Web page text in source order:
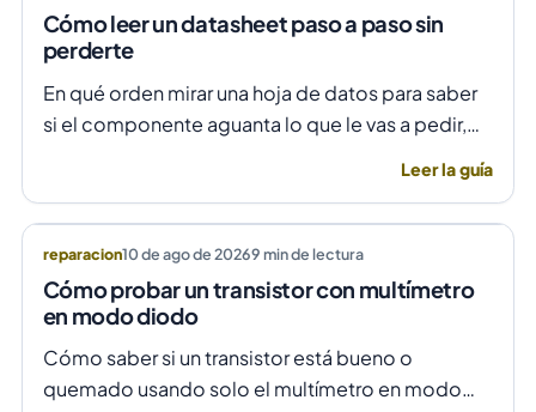
Cómo leer un datasheet paso a paso sin
perderte
En qué orden mirar una hoja de datos para saber
si el componente aguanta lo que le vas a pedir,
Leer la guía
reparacion10 de ago de 20269min de lectura
Cómo probar un transistor con multímetro
en modo diodo
Cómo saber si un transistor está bueno o
quemado usando solo el multímetro en modo